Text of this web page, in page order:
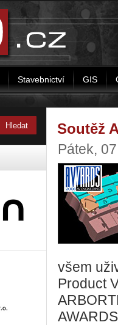
Stavebnictví GIS
Soutěž
Pátek,
všem
Product